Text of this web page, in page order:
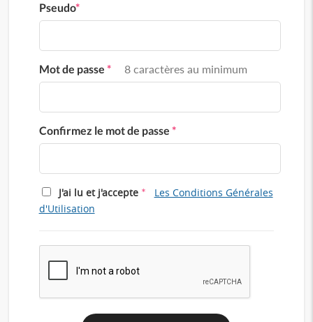
Pseudo*
Mot de passe * 8 caractères au minimum
Confirmez le mot de passe *
J'ai lu et j'accepte *
Les Conditions Générales
d'Utilisation